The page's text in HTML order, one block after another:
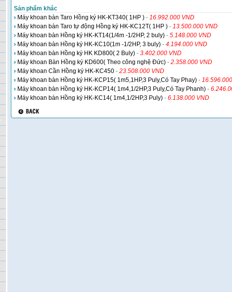
Sản phẩm khác
Máy khoan bàn Taro Hồng ký HK-KT340( 1HP ) - 16.992.000 VND
Máy khoan bàn Taro tự động Hồng ký HK-KC12T( 1HP ) - 13.500.000 VND
Máy khoan bàn Hồng ký HK-KT14(1/4m -1/2HP, 2 buly) - 5.148.000 VND
Máy khoan bàn Hồng ký HK-KC10(1m -1/2HP, 3 buly) - 4.194.000 VND
Máy khoan bàn Hồng ký HK KD800( 2 Buly) - 3.402.000 VND
Máy khoan Bàn Hồng ký KD600( Theo công nghệ Đức) - 2.358.000 VND
Máy khoan Cần Hồng ký HK-KC450 - 23.508.000 VND
Máy khoan bàn Hồng ký HK-KCP15( 1m5,1HP,3 Puly,Có Tay Phay) -
Máy khoan bàn Hồng ký HK-KCP14( 1m4,1/2HP,3 Puly,Có Tay Phanh) -
Máy khoan bàn Hồng ký HK-KC14( 1m4,1/2HP,3 Puly) - 6.138.000 VND